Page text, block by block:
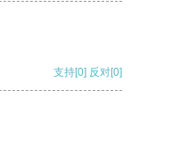
支持[0] 反对[0]